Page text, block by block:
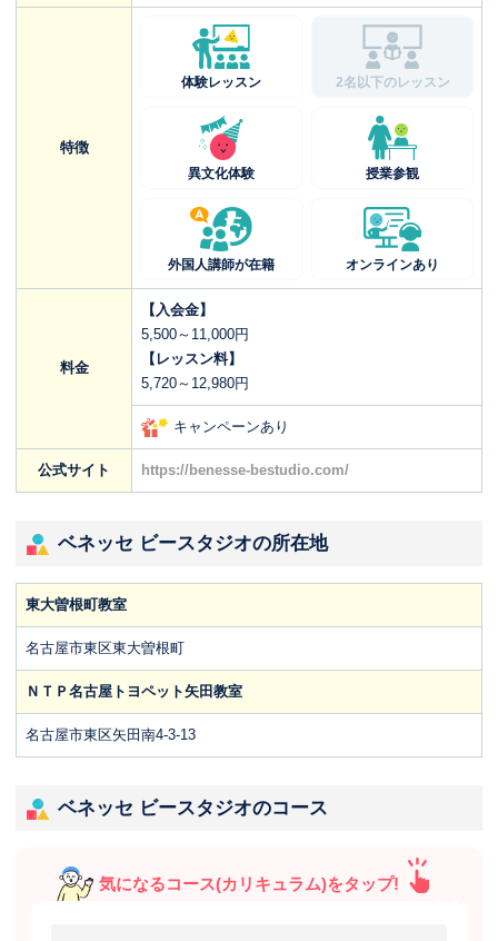
特徴
体験レッスン 2名以下のレッスン
異文化体験 授業参観
外国人講師が在籍 オンラインあり
料金
【入会金】
5,500～11,000円
【レッスン料】
5,720～12,980円
キャンペーンあり
公式サイト https://benesse-bestudio.com/
ベネッセ ビースタジオの所在地
東大曽根町教室
名古屋市東区東大曽根町
ＮＴＰ名古屋トヨペット矢田教室
名古屋市東区矢田南4-3-13
ベネッセ ビースタジオのコース
気になるコース(カリキュラム)をタップ!